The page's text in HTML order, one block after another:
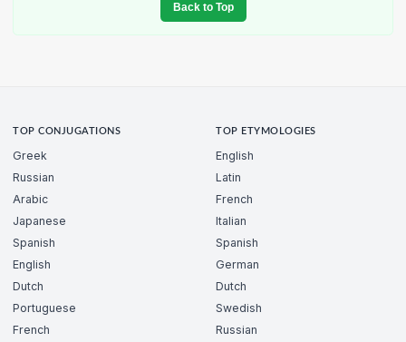
Back to Top
TOP CONJUGATIONS
Greek
Russian
Arabic
Japanese
Spanish
English
Dutch
Portuguese
French
TOP ETYMOLOGIES
English
Latin
French
Italian
Spanish
German
Dutch
Swedish
Russian